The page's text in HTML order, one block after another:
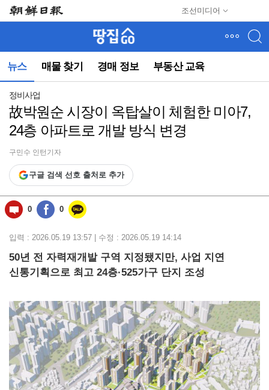
조선미디어
뉴스 매물 찾기 경매 정보 부동산 교육
뉴
(컨
동)
정비사업
故박원순 시장이 옥탑살이 체험한 미아7,
24층 아파트로 개발 방식 변경
구민수 인턴기자
구글 검색 선호 출처로 추가
0 0
입력 : 2026.05.19 13:57 | 수정 : 2026.05.19 14:14
50년 전 자력재개발 구역 지정됐지만, 사업 지연
신통기획으로 최고 24층·525가구 단지 조성